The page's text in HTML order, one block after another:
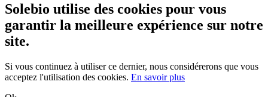
Solebio utilise des cookies pour vous
garantir la meilleure expérience sur notre
site.
Si vous continuez à utiliser ce dernier, nous considérerons que vous
acceptez l'utilisation des cookies. En savoir plus